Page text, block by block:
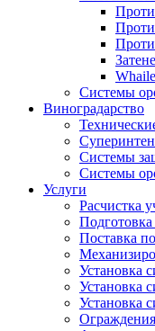
Системы
Виноградарство
Системы
Системы
Услуги
Расчистка
Поставка
Установка
Установка
Установка
Ограждения